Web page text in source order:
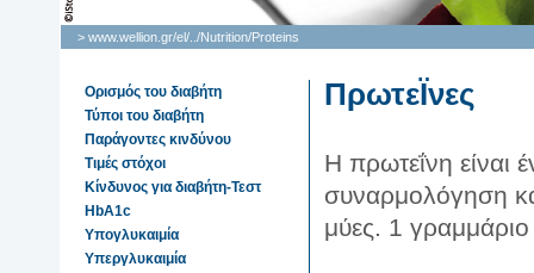
> www.wellion.gr/el/ /Nutrition/Proteins
Ορισμός του διαβήτη
Τύποι του διαβήτη
Παράγοντες κινδύνου
Τιμές στόχοι
Κίνδυνος για διαβήτη-Τεστ
HbA1c
Υπογλυκαιμία
Υπεργλυκαιμία
ΠρωτεΪνες
Η πρωτεΐνη είναι
συναρμολόγηση
μύες. 1